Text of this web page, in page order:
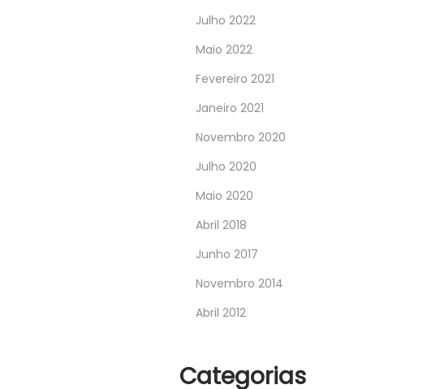
Julho 2022
Maio 2022
Fevereiro 2021
Janeiro 2021
Novembro 2020
Julho 2020
Maio 2020
Abril 2018
Junho 2017
Novembro 2014
Abril 2012
Categorias